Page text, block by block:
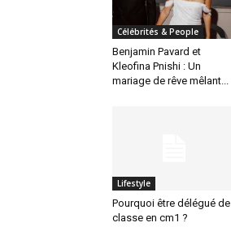
Célébrités & People
Benjamin Pavard et
Kleofina Pnishi : Un
mariage de rêve mêlant...
Lifestyle
Pourquoi être délégué de
classe en cm1 ?